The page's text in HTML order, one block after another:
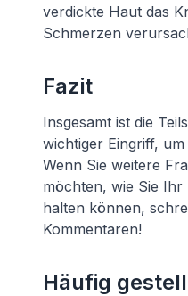
verdickte Haut das
Schmerzen
Fazit
Insgesamt ist die
wichtiger Eingriff,
Wenn Sie weitere
möchten, wie Sie Ihr
halten können,
Kommentaren!
Häufig